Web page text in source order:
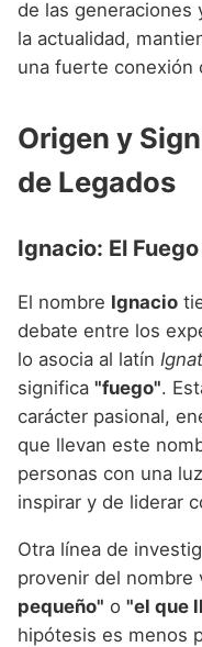
Nombres de
Nombres de
Nombres de
Nombres de
Nombres
Nombres de
Nombres
de las generaciones
la actualidad,
una fuerte conexión
Origen y
de Legados
Ignacio: El
El nombre Ignacio
debate entre los
lo asocia al latín
significa "fuego".
carácter pasional,
que llevan este
personas con una
inspirar y de liderar
Otra línea de
provenir del nombre
pequeño" o "el que
hipótesis es menos